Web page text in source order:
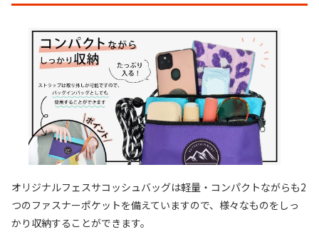
オリジナルフェスサコッシュバッグは軽量・コンパクトながらも2
つのファスナーポケットを備えていますので、様々なものをしっ
かり収納することができます。